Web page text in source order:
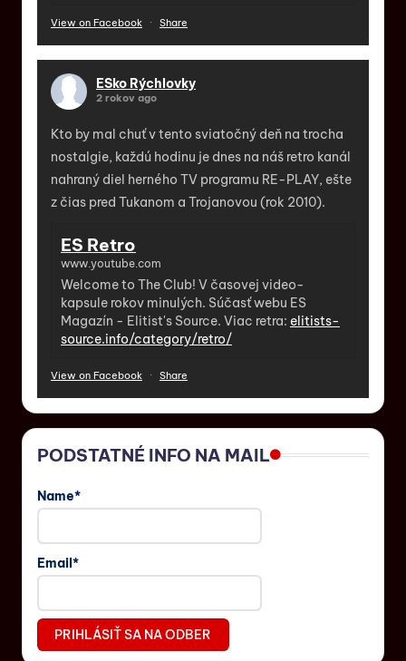
View on Facebook · Share
ESko Rýchlovky
2 rokov ago
Kto by mal chuť v tento sviatočný deň na trocha
nostalgie, každú hodinu je dnes na náš retro kanál
nahraný diel herného TV programu RE-PLAY, ešte
z čias pred Tukanom a Trojanovou (rok 2010).
ES Retro
www.youtube.com
Welcome to The Club! V časovej video-
kapsule rokov minulých. Súčasť webu ES
Magazín - Elitist's Source. Viac retra: elitists-
source.info/category/retro/
View on Facebook · Share
PODSTATNÉ INFO NA MAIL
Name*
Email*